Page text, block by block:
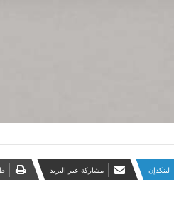
لينكدإن مشاركة عبر البريد